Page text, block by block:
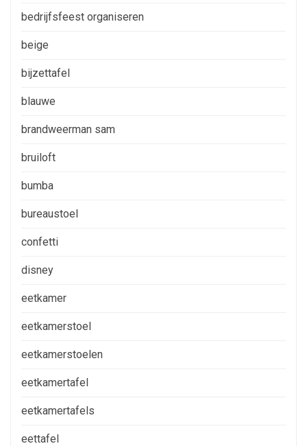
bedrijfsfeest organiseren
beige
bijzettafel
blauwe
brandweerman sam
bruiloft
bumba
bureaustoel
confetti
disney
eetkamer
eetkamerstoel
eetkamerstoelen
eetkamertafel
eetkamertafels
eettafel